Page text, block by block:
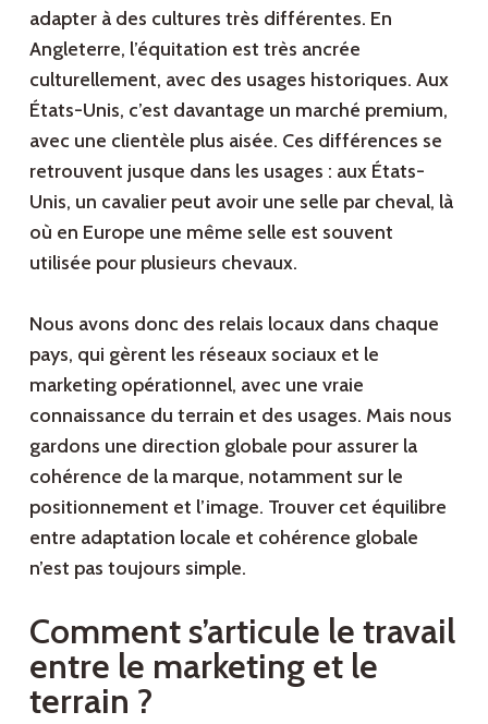
adapter à des cultures très différentes. En
Angleterre, l’équitation est très ancrée
culturellement, avec des usages historiques. Aux
États-Unis, c’est davantage un marché premium,
avec une clientèle plus aisée. Ces différences se
retrouvent jusque dans les usages : aux États-
Unis, un cavalier peut avoir une selle par cheval, là
où en Europe une même selle est souvent
utilisée pour plusieurs chevaux.
Nous avons donc des relais locaux dans chaque
pays, qui gèrent les réseaux sociaux et le
marketing opérationnel, avec une vraie
connaissance du terrain et des usages. Mais nous
gardons une direction globale pour assurer la
cohérence de la marque, notamment sur le
positionnement et l’image. Trouver cet équilibre
entre adaptation locale et cohérence globale
n’est pas toujours simple.
Comment s’articule le travail
entre le marketing et le
terrain ?